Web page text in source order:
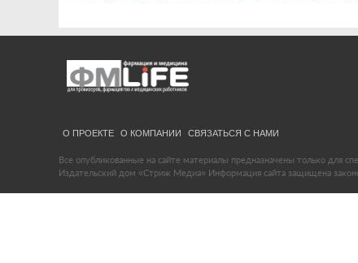
О ПРОЕКТЕ О КОМПАНИИ СВЯЗАТЬСЯ С НАМИ
Все опубликованные на сайте материалы предназначены только для
Издательский дом «Стриж Медиа» Информация сайта защищена